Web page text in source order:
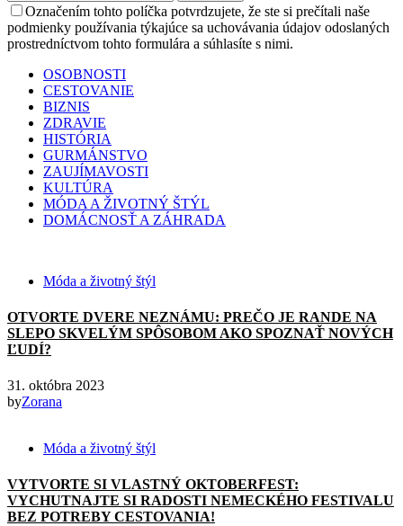
Označením tohto políčka potvrdzujete, že ste si prečítali naše
podmienky používania týkajúce sa uchovávania údajov odoslaných
prostredníctvom tohto formulára a súhlasíte s nimi.
OSOBNOSTI
CESTOVANIE
BIZNIS
ZDRAVIE
HISTÓRIA
GURMÁNSTVO
ZAUJÍMAVOSTI
KULTÚRA
MÓDA A ŽIVOTNÝ ŠTÝL
DOMÁCNOSŤ A ZÁHRADA
Móda a životný štýl
OTVORTE DVERE NEZNÁMU: PREČO JE RANDE NA
SLEPO SKVELÝM SPÔSOBOM AKO SPOZNAŤ NOVÝCH
ĽUDÍ?
31. októbra 2023
byZorana
Móda a životný štýl
VYTVORTE SI VLASTNÝ OKTOBERFEST:
VYCHUTNAJTE SI RADOSTI NEMECKÉHO FESTIVALU
BEZ POTREBY CESTOVANIA!